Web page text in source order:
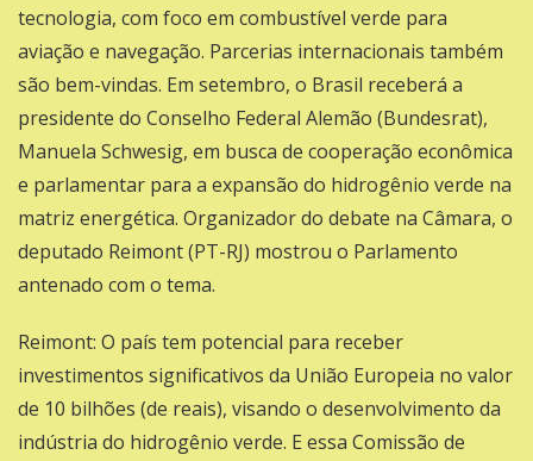
tecnologia, com foco em combustível verde para
aviação e navegação. Parcerias internacionais também
são bem-vindas. Em setembro, o Brasil receberá a
presidente do Conselho Federal Alemão (Bundesrat),
Manuela Schwesig, em busca de cooperação econômica
e parlamentar para a expansão do hidrogênio verde na
matriz energética. Organizador do debate na Câmara, o
deputado Reimont (PT-RJ) mostrou o Parlamento
antenado com o tema.
Reimont: O país tem potencial para receber
investimentos significativos da União Europeia no valor
de 10 bilhões (de reais), visando o desenvolvimento da
indústria do hidrogênio verde. E essa Comissão de